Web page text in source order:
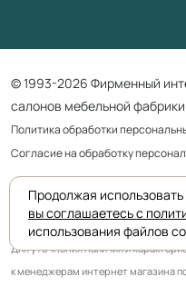
© 1993-2026 Фирменный
салонов мебельной
Политика обработки
Согласие на обработку
Приведенная на сайте информация
и носит информационно
Для уточнения наличия и
к менеджерам интернет магазина
Продолжая использовать
вы соглашаетесь с
использования файлов